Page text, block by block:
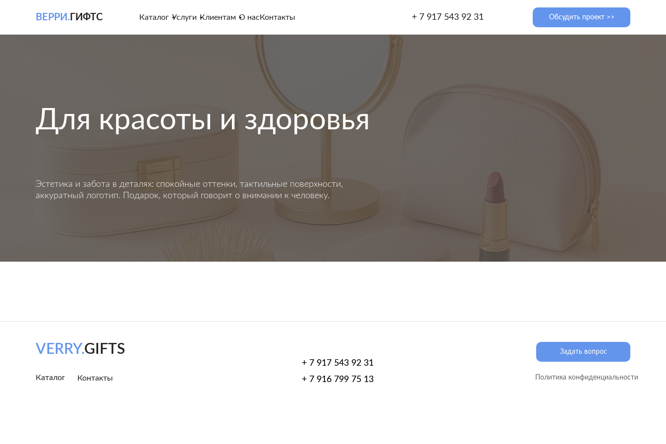
+ 7 917 543 92 31
ВЕРРИ. ГИФТС Каталог Услуги Клиентам О нас Контакты Обсудить проект >>
Для красоты и здоровья
Эстетика и забота в деталях: спокойные оттенки, тактильные поверхности,
аккуратный логотип. Подарок, который говорит о внимании к человеку.
Контакты
Каталог
VERRY.GIFTS Задать вопрос
+ 7 917 543 92 31
+ 7 916 799 75 13
Политика конфиденциальности